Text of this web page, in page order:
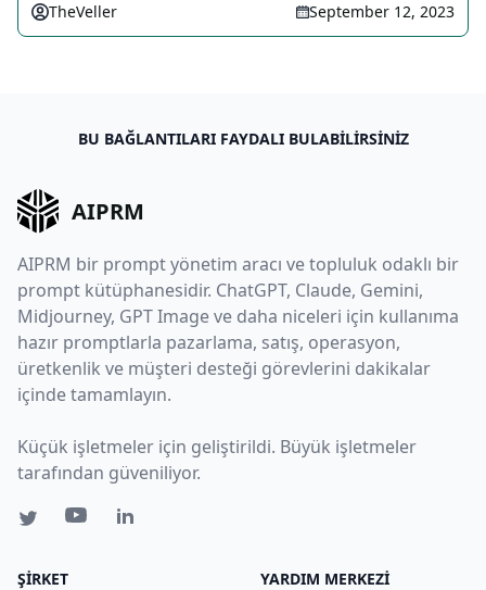
TheVeller September 12, 2023
BU BAĞLANTILARI FAYDALI BULABILIRSINIZ
AIPRM
AIPRM bir prompt yönetim aracı ve topluluk odaklı bir
prompt kütüphanesidir. ChatGPT, Claude, Gemini,
Midjourney, GPT Image ve daha niceleri için kullanıma
hazır promptlarla pazarlama, satış, operasyon,
üretkenlik ve müşteri desteği görevlerini dakikalar
içinde tamamlayın.
Küçük işletmeler için geliştirildi. Büyük işletmeler
tarafından güveniliyor.
ŞIRKET YARDIM MERKEZI